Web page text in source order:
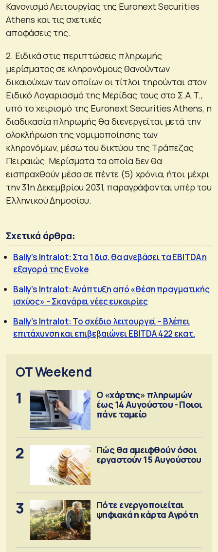
Κανονισμό Λειτουργίας της Euronext Securities
Athens και τις σχετικές
αποφάσεις της.
2. Ειδικά στις περιπτώσεις πληρωμής
μερίσματος σε κληρονόμους θανούντων
δικαιούχων των οποίων οι τίτλοι τηρούνται στον
Ειδικό Λογαριασμό της Μερίδας τους στο Σ.Α.Τ.,
υπό το χειρισμό της Euronext Securities Athens, η
διαδικασία πληρωμής θα διενεργείται μετά την
ολοκλήρωση της νομιμοποίησης των
κληρονόμων, μέσω του δικτύου της Τράπεζας
Πειραιώς. Μερίσματα τα οποία δεν θα
εισπραχθούν μέσα σε πέντε (5) χρόνια, ήτοι μέχρι
την 31η Δεκεμβρίου 2031, παραγράφονται υπέρ του
Ελληνικού Δημοσίου.
Σχετικά άρθρα:
Bally’s Intralot: Στα 1 δισ. θα ανεβάσει τα EBITDA η
εξαγορά της Evoke
Bally’s Intralot: Ανάπτυξη από «θέση πραγματικής
ισχύος» – Σκανάρει νέες ευκαιρίες
Bally’s Intralot: Το σχέδιο λειτουργεί – Βλέπει
επιτάχυνση και επιβεβαιώνει EBITDA 422 εκατ.
OT Weekend
1
Ο «χάρτης» πληρωμών
έως 14 Αυγούστου - Ποιοι
πάνε ταμείο
2
Πώς θα αμειφθούν όσοι
εργαστούν 15 Αυγούστου
3
Πότε ενεργοποιείται
ψηφιακά η κάρτα Αγρότη